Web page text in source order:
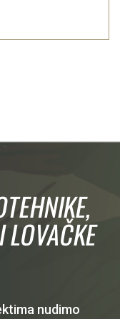
LOVAČKE
nudimo